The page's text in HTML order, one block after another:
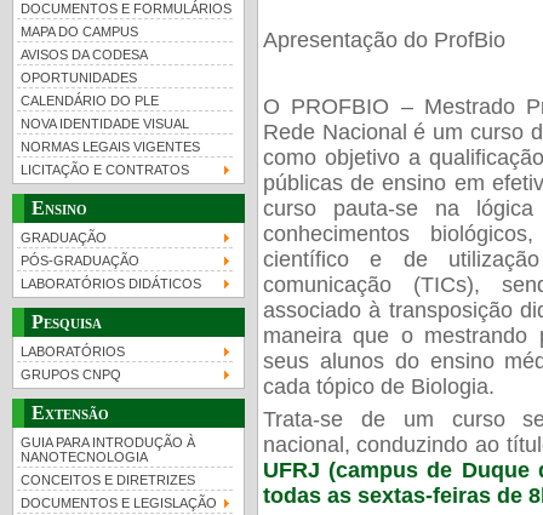
DOCUMENTOS E FORMULÁRIOS
MAPA DO CAMPUS
AVISOS DA CODESA
OPORTUNIDADES
CALENDÁRIO DO PLE
NOVA IDENTIDADE VISUAL
NORMAS LEGAIS VIGENTES
LICITAÇÃO E CONTRATOS
Ensino
GRADUAÇÃO
PÓS-GRADUAÇÃO
LABORATÓRIOS DIDÁTICOS
Pesquisa
LABORATÓRIOS
GRUPOS CNPQ
Extensão
GUIA PARA INTRODUÇÃO À
NANOTECNOLOGIA
CONCEITOS E DIRETRIZES
DOCUMENTOS E LEGISLAÇÃO
Apresentação do ProfBio
O PROFBIO – Mestrado
Rede Nacional é um curso
como objetivo a
públicas de ensino em
curso pauta-se na
conhecimentos
científico e de
comunicação (TICs),
associado à transposição
maneira que o mestrando
seus alunos do ensino
cada tópico de Biologia.
Trata-se de um curso
nacional, conduzindo ao
UFRJ (campus de
todas as sextas-feiras de
Guia de boas práticas
UFRJ 100 anos